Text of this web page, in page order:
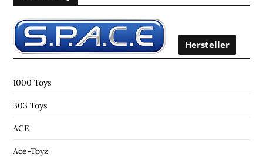
f
o
Hersteller
1000 Toys
303 Toys
ACE
Ace-Toyz